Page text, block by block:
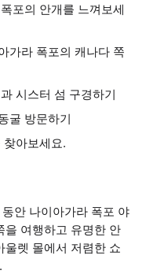
포의 안개를 느껴보세
가라 폭포의 캐나다 쪽
시스터 섬 구경하기
굴 방문하기
아보세요.
안 나이아가라 폭포 야
을 여행하고 유명한 안
울렛 몰에서 저렴한 쇼